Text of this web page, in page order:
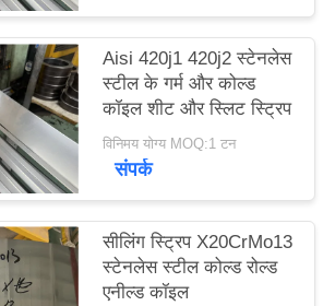
Aisi 420j1 420j2 स्टेनलेस
स्टील के गर्म और कोल्ड
कॉइल शीट और स्लिट स्ट्रिप
विनिमय योग्य MOQ:1 टन
संपर्क
सीलिंग स्ट्रिप X20CrMo13
स्टेनलेस स्टील कोल्ड रोल्ड
एनील्ड कॉइल